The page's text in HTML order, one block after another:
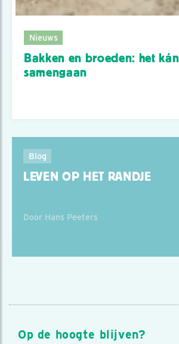
Nieuws
Bakken en broeden: het kán
samengaan
Blog
LEVEN OP HET RANDJE
Door Hans Peeters
Op de hoogte blijven?